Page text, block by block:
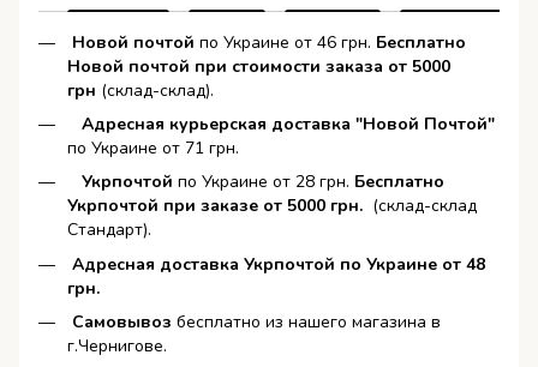
Новой почтой по Украине от 46 грн. Бесплатно
Новой почтой при стоимости заказа от 5000
грн (склад-склад).
Адресная курьерская доставка "Новой Почтой"
по Украине от 71 грн.
Укрпочтой по Украине от 28 грн. Бесплатно
Укрпочтой при заказе от 5000 грн. (склад-склад
Стандарт).
Адресная доставка Укрпочтой по Украине от 48
грн.
Самовывоз бесплатно из нашего магазина в
г.Чернигове.